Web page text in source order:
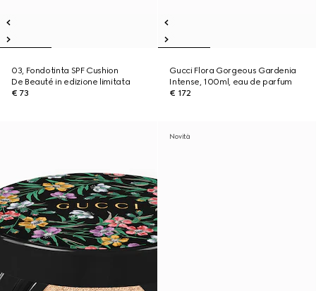
03, Fondotinta SPF Cushion
De Beauté in edizione limitata
€ 73
Gucci Flora Gorgeous Gardenia
Intense, 100ml, eau de parfum
€ 172
Novità